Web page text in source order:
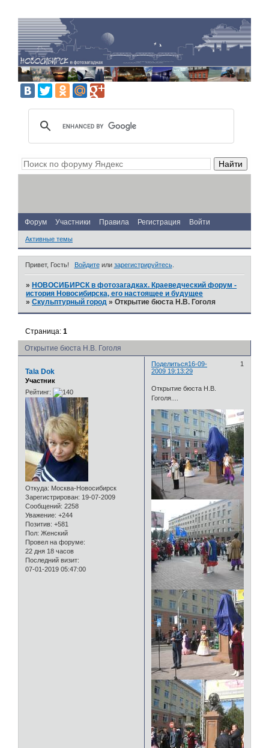
Форум Участники Правила Регистрация Войти
Активные темы
Привет, Гость! Войдитеили зарегистрируйтесь.
» НОВОСИБИРСК в фотозагадках. Краеведческий форум -
история Новосибирска, его настоящее и будущее
»Скульптурный город »Открытие бюста Н.В. Гоголя
Открытие бюста Н.В. Гоголя
Страница:1
Поделиться 1
16-09-
2009 19:13:29
Tala Dok
Участник
Рейтинг:
Откуда: Москва-Новосибирск
Зарегистрирован: 19-07-2009
Сообщений: 2258
Уважение: +244
Позитив: +581
Пол: Женский
Провел на форуме:
22 дня 18 часов
Последний визит:
07-01-2019 05:47:00
Открытие бюста Н.В.
Гоголя....